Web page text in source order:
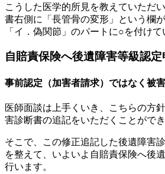
こうした医学的所見を教えていただ
書右側に「長管骨の変形」という欄
「イ．偽関節」のパートに○を付けて
自賠責保険へ後遺障害等級認定
事前認定（加害者請求）ではなく被
医師面談は上手くいき、こちらの方
害診断書の追記をいただくことができ
そこで、この修正追記した後遺障害
を整えて、いよいよ自賠責保険へ後
行います。